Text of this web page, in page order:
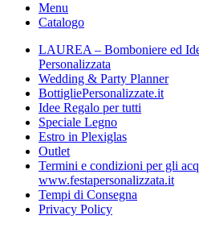
Menu
Catalogo
LAUREA – Bomboniere ed
Personalizzata
Wedding & Party Planner
BottigliePersonalizzate.it
Idee Regalo per tutti
Speciale Legno
Estro in Plexiglas
Outlet
Termini e condizioni per gli
www.festapersonalizzata.it
Tempi di Consegna
Privacy Policy